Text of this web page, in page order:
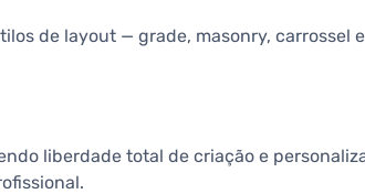
de layout — grade, masonry, carrossel
liberdade total de criação e